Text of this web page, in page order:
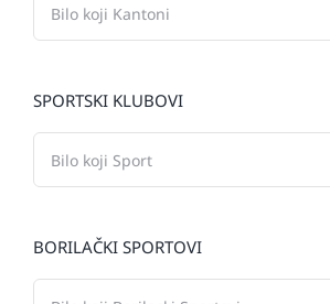
SPORTSKI KLUBOVI
BORILAČKI SPORTOVI